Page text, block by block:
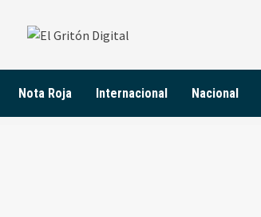
Nota Roja Internacional Nacional